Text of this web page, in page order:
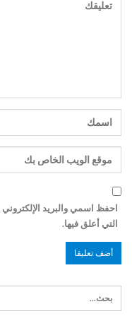
احفظ اسمي والبريد
التي أعلق فيها.